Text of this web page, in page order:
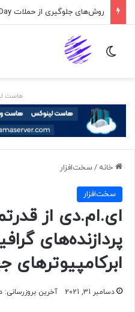
تغییر پوسته
هاست
خانه /سخت‌افزار
سخت‌افزار
ای.ام.دی از
پردازنده‌های
ابرکامپیوترهای
دسامبر 31, 2021 آخرین بروزرسانی: